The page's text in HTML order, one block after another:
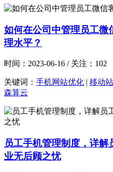
如何在公司中管理员工微
理水平？
时间：2023-06-16 / 关注：102
关键词： 手机网站优化 | 移动
森算云
员工手机管理制度，详
业无后顾之忧